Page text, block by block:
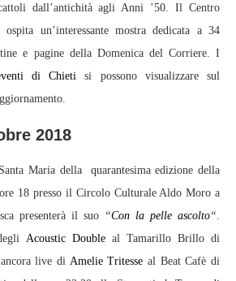
dall’antichità agli Anni ’50. Il Centro
un’interessante mostra dedicata a 34
e pagine della Domenica del Corriere. I
di Chieti si possono visualizzare sul
2018
Maria della quarantesima edizione della
ore 18 presso il Circolo Culturale Aldo Moro a
presenterà il suo “Con la pelle ascolto“
Acoustic Doubleal Tamarillo Brillo di
live di Amelie Tritesse al Beat Cafè di